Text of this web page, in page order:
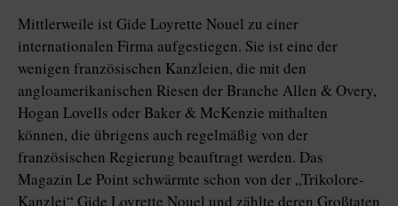
Mittlerweile ist Gide Loyrette Nouel zu einer
internationalen Firma aufgestiegen. Sie ist eine der
wenigen französischen Kanzleien, die mit den
angloamerikanischen Riesen der Branche Allen & Overy,
Hogan Lovells oder Baker & McKenzie mithalten
können, die übrigens auch regelmäßig von der
französischen Regierung beauftragt werden. Das
Magazin Le Point schwärmte schon von der „Trikolore-
Kanzlei“ Gide Loyrette Nouel und zählte deren Großtaten